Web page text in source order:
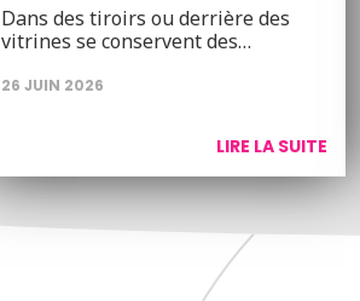
Dans des tiroirs ou derrière des
vitrines se conservent des…
26 JUIN 2026
LIRE LA SUITE